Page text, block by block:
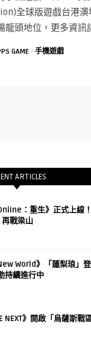
全球版遊戲台港
龍頭地位，更多資
GAME · 手機遊戲
ARTICLES
：重生》正式上線
再戰梁山
World》「蓮梨琅」
持續進行中
NEXT》開啟「烏薩斯戰